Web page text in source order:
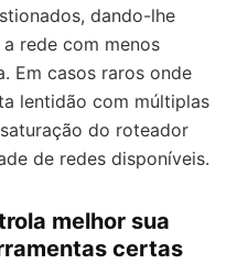
dando-lhe
rede com menos
Em casos raros onde
lentidão com múltiplas
do roteador
de redes disponíveis.
melhor sua
certas